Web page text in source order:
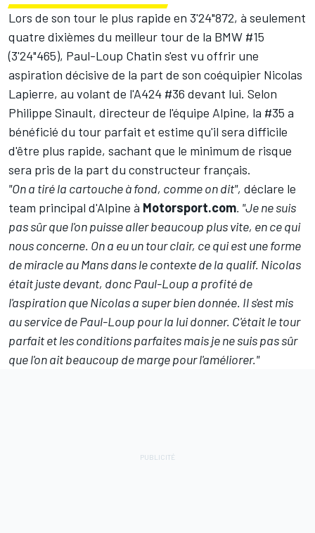
Lors de son tour le plus rapide en 3'24"872, à seulement
quatre dixièmes du meilleur tour de la BMW #15
(3'24"465), Paul-Loup Chatin s'est vu offrir une
aspiration décisive de la part de son coéquipier Nicolas
Lapierre, au volant de l'A424 #36 devant lui. Selon
Philippe Sinault, directeur de l'équipe Alpine, la #35 a
bénéficié du tour parfait et estime qu'il sera difficile
d'être plus rapide, sachant que le minimum de risque
sera pris de la part du constructeur français.
"On a tiré la cartouche à fond, comme on dit", déclare le
team principal d'Alpine à Motorsport.com. "Je ne suis
pas sûr que l'on puisse aller beaucoup plus vite, en ce qui
nous concerne. On a eu un tour clair, ce qui est une forme
de miracle au Mans dans le contexte de la qualif. Nicolas
était juste devant, donc Paul-Loup a profité de
l'aspiration que Nicolas a super bien donnée. Il s'est mis
au service de Paul-Loup pour la lui donner. C'était le tour
parfait et les conditions parfaites mais je ne suis pas sûr
que l'on ait beaucoup de marge pour l'améliorer."